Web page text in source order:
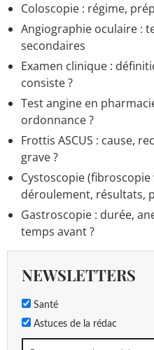
Coloscopie : régime,
Angiographie oculaire :
secondaires
Examen clinique :
consiste ?
Test angine en
ordonnance ?
Frottis ASCUS : cause,
grave ?
Cystoscopie
déroulement, résultats,
Gastroscopie : durée,
temps avant ?
NEWSLETTERS
Santé
Astuces de la rédac